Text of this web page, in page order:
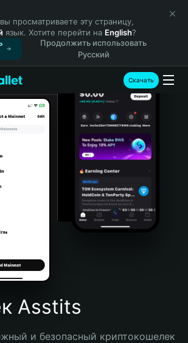
просматриваете эту страницу,
язык. Хотите перейти на English?
Продолжить использовать
Русский
Скачать
Asstits
и безопасный криптокошелек